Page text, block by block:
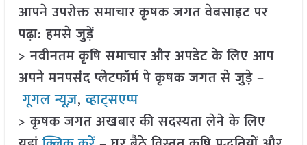
आपने उपरोक्त समाचार कृषक जगत वेबसाइट पर
पढ़ा: हमसे जुड़ें
> नवीनतम कृषि समाचार और अपडेट के लिए आप
अपने मनपसंद प्लेटफॉर्म पे कृषक जगत से जुड़े –
गूगल न्यूज़,व्हाट्सएप्प
> कृषक जगत अखबार की सदस्यता लेने के लिए